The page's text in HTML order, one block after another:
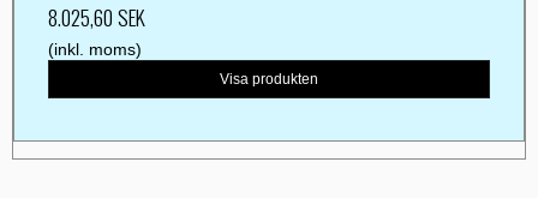
8.025,60 SEK
(inkl. moms)
Visa produkten